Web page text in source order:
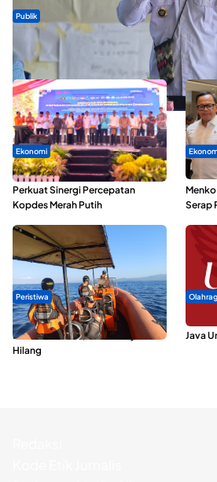
Publik
ABDESI Morotai Apresiasi Penyaluran
88 Desa
Ekonomi
Seminar di Ternate, Mendes
Perkuat Sinergi Percepatan
Kopdes Merah Putih
SPPG
Serap
Peristiwa
Dua Longboat Bertabrakan di
Perairan Taliabu, Satu Nelayan
Hilang
Dari
Java